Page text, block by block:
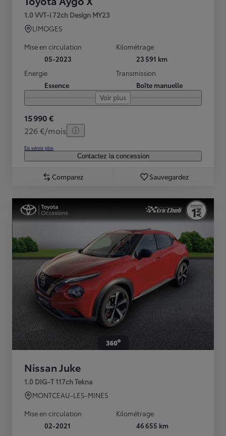
1.0 VVT-i 72ch Design MY23
LIMOGES
Mise en circulation
05-2023
Kilométrage
23 591 km
Energie
Essence
Transmission
Boîte manuelle
Voir plus
15 990 €
226 €/mois
En savoir plus
Contactez la concession
Comparez Sauvegardez
Nissan Juke
1.0 DIG-T 117ch Tekna
MONTCEAU-LES-MINES
Mise en circulation
02-2021
Kilométrage
46 655 km